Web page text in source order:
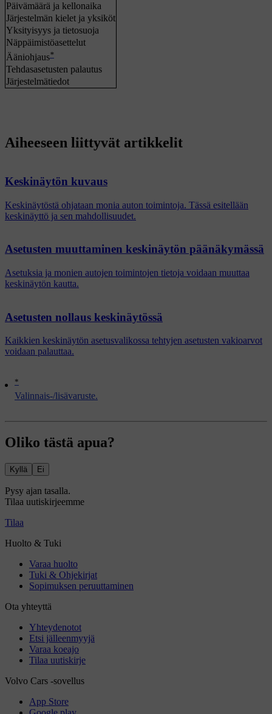
Päivämäärä ja kellonaika
Järjestelmän kielet ja yksiköt
Yksityisyys ja tietosuoja
Näppäimistöasettelut
Ääniohjaus*
Tehdasasetusten palautus
Järjestelmätiedot
*
Valinnais-/lisävaruste.
Aiheeseen liittyvät artikkelit
Keskinäytön kuvaus
Keskinäytöstä ohjataan monia auton toimintoja. Tässä esitellään
keskinäyttö ja sen mahdollisuudet.
Asetusten muuttaminen keskinäytön päänäkymässä
Asetuksia ja monien autojen toimintojen tietoja voidaan muuttaa
keskinäytön kautta.
Asetusten nollaus keskinäytössä
Kaikkien keskinäytön asetusvalikossa tehtyjen asetusten vakioarvot
voidaan palauttaa.
Oliko tästä apua?
Kyllä Ei